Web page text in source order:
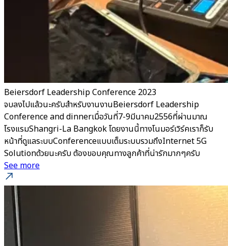
Beiersdorf Leadership Conference 2023
จบลงไปแล้วนะครับสำหรับงานงานBeiersdorf Leadership
Conference and dinnerเมื่อวันที่7-9มีนาคม2556ที่ผ่านมาณ
โรงแรมShangri-La Bangkok โดยงานนี้ทางโนมอร์เวิร์คเราก็รับ
หน้าที่ดูแลระบบConferenceแบบเต็มระบบรวมถึงInternet 5G
Solutionด้วยนะครับ ต้องขอบคุณทางลูกค้าที่น่ารักมากๆครับ
See more